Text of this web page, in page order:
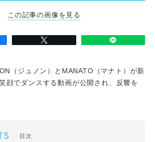
この記事の画像を見る
（ジュノン）とMANATO（マナト）が新
顔でダンスする動画が公開され、反響を
目次